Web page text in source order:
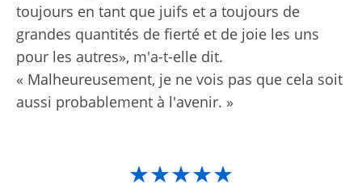
toujours en tant que juifs et a toujours de
grandes quantités de fierté et de joie les uns
pour les autres», m'a-t-elle dit.
« Malheureusement, je ne vois pas que cela soit
aussi probablement à l'avenir. »
★★★★★